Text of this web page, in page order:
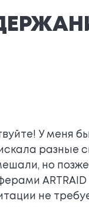
У меня
разные
но
ARTRAID
не